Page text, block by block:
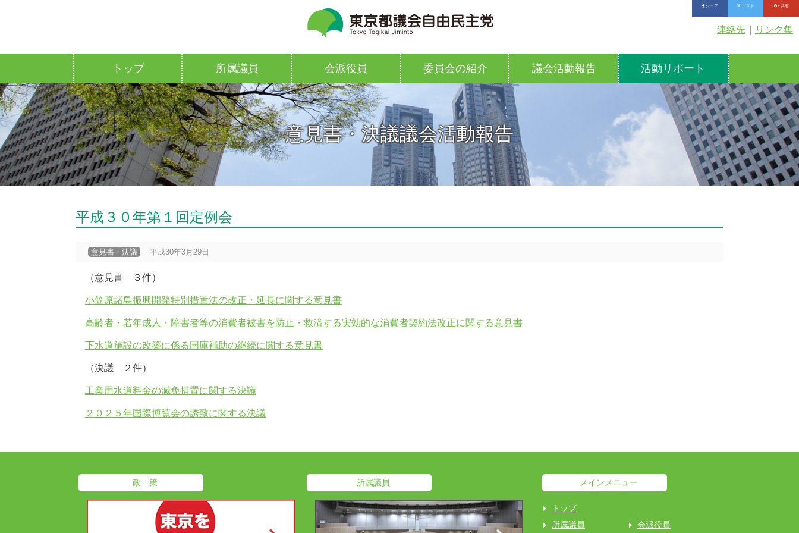
シェア ポスト 共有
連絡先 リンク集
トップ 所属議員 会派役員 委員会の紹介 議会活動報告 活動リポート
意見書・決議議会活動報告
平成３０年第１回定例会
意見書・決議 平成30年3月29日
（意見書 ３件）
小笠原諸島振興開発特別措置法の改正・延長に関する意見書
高齢者・若年成人・障害者等の消費者被害を防止・救済する実効的な消費者契約法改正に関する意見書
下水道施設の改築に係る国庫補助の継続に関する意見書
（決議 ２件）
工業用水道料金の減免措置に関する決議
２０２５年国際博覧会の誘致に関する決議
政 策 所属議員 メインメニュー
トップ
所属議員
会派役員